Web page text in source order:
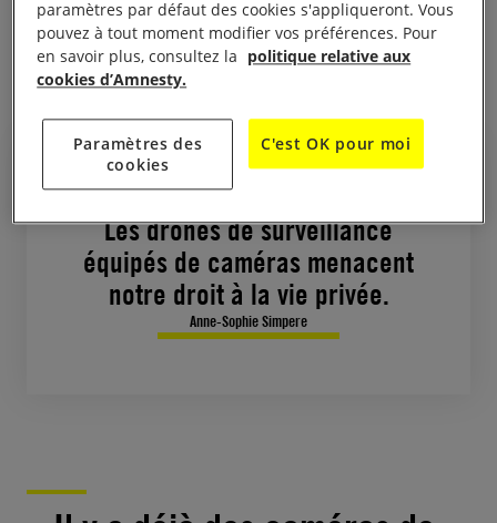
Décryptage avecAnne-Sophie Simpere,notre
chargée de plaidoyer sur le sujet. ?
Les drones de surveillance
équipés de caméras menacent
notre droit à la vie privée.
Anne-Sophie Simpere
paramètres par défaut des cookies s'appliqueront. Vous
pouvez à tout moment modifier vos préférences. Pour
en savoir plus, consultez la politique relative aux
cookies d’Amnesty.
Paramètres des
cookies
C'est OK pour moi